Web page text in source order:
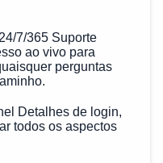
7/365 Suporte
ao vivo para
perguntas
Detalhes de login,
todos os aspectos